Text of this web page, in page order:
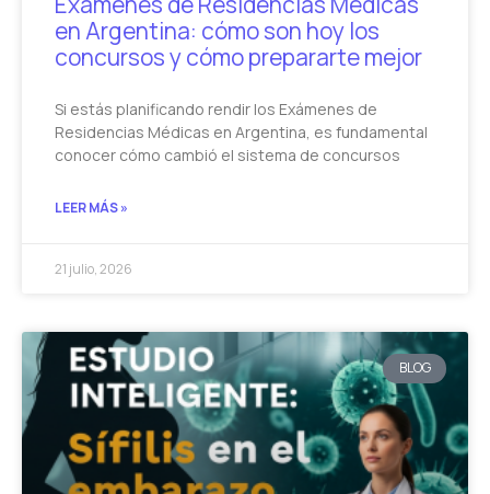
en Argentina: cómo son hoy los
concursos y cómo prepararte mejor
Si estás planificando rendir los Exámenes de
Residencias Médicas en Argentina, es fundamental
conocer cómo cambió el sistema de concursos
LEER MÁS »
21 julio, 2026
BLOG